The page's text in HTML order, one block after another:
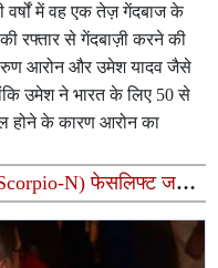
में वह एक तेज़ गेंदबाज के
रफ्तार से गेंदबाज़ी करने की
आरोन और उमेश यादव जैसे
उमेश ने भारत के लिए 50 से
होने के कारण आरोन का
(Scorpio-N) फेसलिफ्ट जल्द
और एडास (ADAS) सुरक्षा